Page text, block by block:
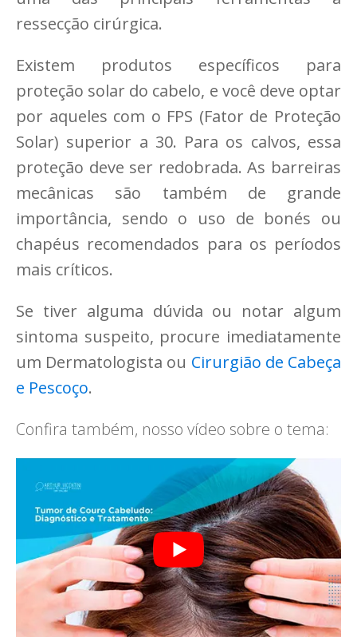
ressecção cirúrgica.
Existem produtos específicos para
proteção solar do cabelo, e você deve optar
por aqueles com o FPS (Fator de Proteção
Solar) superior a 30. Para os calvos, essa
proteção deve ser redobrada. As barreiras
mecânicas são também de grande
importância, sendo o uso de bonés ou
chapéus recomendados para os períodos
mais críticos.
Se tiver alguma dúvida ou notar algum
sintoma suspeito, procure imediatamente
um Dermatologista ou Cirurgião de Cabeça
e Pescoço.
Confira também, nosso vídeo sobre o tema: